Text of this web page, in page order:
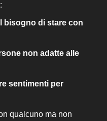
bisogno di stare con
non adatte alle
sentimenti per
qualcuno ma non